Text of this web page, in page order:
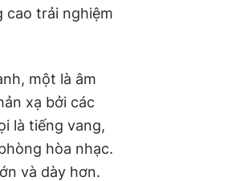
cao trải nghiệm
một là âm
xạ bởi các
là tiếng vang,
hòa nhạc.
và dày hơn.